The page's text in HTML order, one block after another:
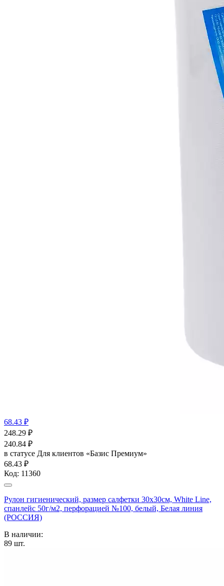
68.43 ₽
248.29 ₽
240.84 ₽
в статусе Для клиентов «Базис Премиум»
68.43 ₽
Код: 11360
Рулон гигиенический, размер салфетки 30х30см, White Line,
спанлейс 50г/м2, перфорацией №100, белый, Белая линия
(РОССИЯ)
В наличии:
89 шт.